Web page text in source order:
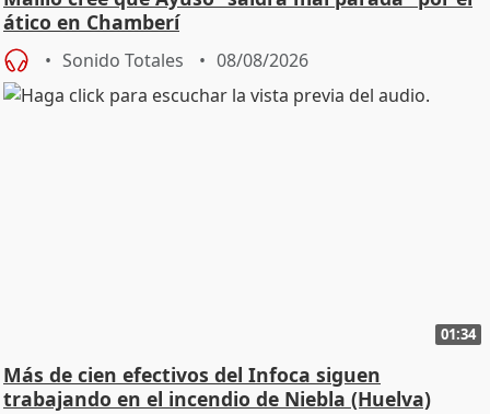
ático en Chamberí
Sonido Totales 08/08/2026
01:34
Más de cien efectivos del Infoca siguen
trabajando en el incendio de Niebla (Huelva)